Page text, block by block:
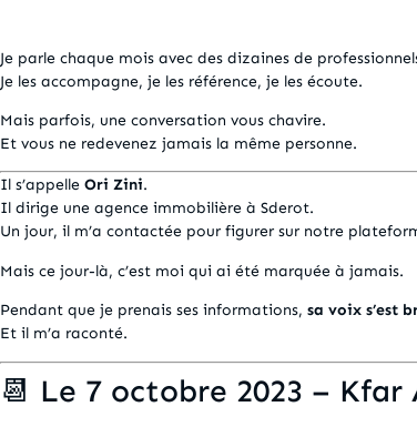
Je parle chaque mois avec des dizaines de
Je les accompagne, je les référence, je les écoute.
Mais parfois, une conversation vous chavire.
Et vous ne redevenez jamais la même personne.
Il s’appelle Ori Zini.
Il dirige une agence immobilière à Sderot.
Un jour, il m’a contactée pour figurer sur notre
Mais ce jour-là, c’est moi qui ai été marquée à jamais.
Pendant que je prenais ses informations, sa voix s’est
Et il m’a raconté.
📆 Le 7 octobre 2023 – Kfar